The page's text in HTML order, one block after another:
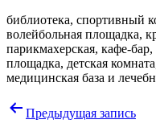
библиотека, спортивный
волейбольная площадка,
парикмахерская, кафе-
площадка, детская
медицинская база и
Навигация
Предыдущая запись